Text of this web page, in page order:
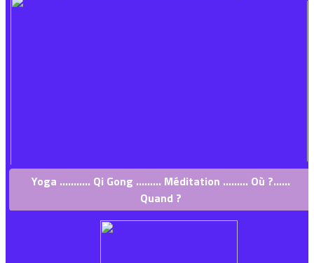
Yoga ........... Qi Gong ......... Méditation ......... Où ?......
Quand ?